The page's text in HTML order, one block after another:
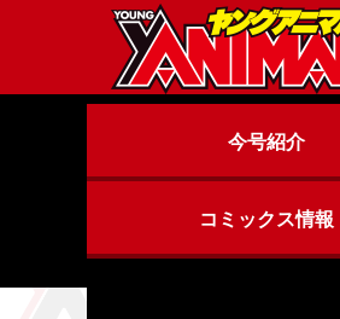
今号紹介
ヤングアニマル
ヤングアニマルZERO
コミックス情報